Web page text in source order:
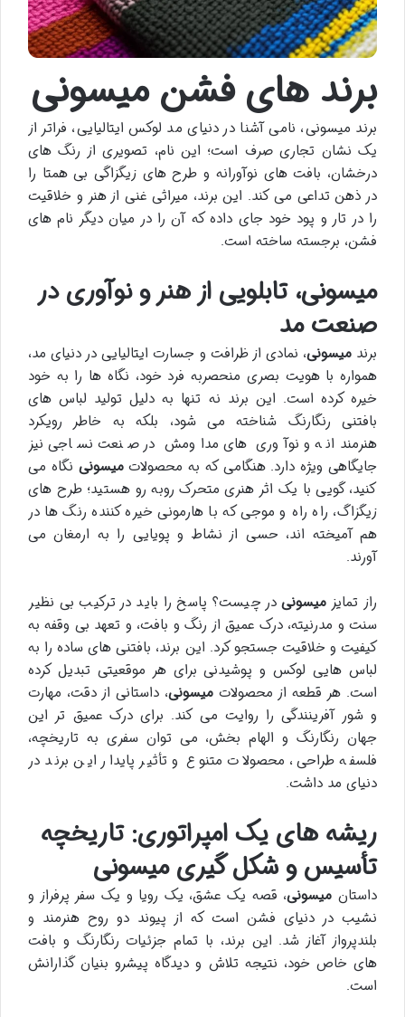
برند های فشن میسونی
برند میسونی، نامی آشنا در دنیای مد لوکس ایتالیایی، فراتر از
یک نشان تجاری صرف است؛ این نام، تصویری از رنگ های
درخشان، بافت های نوآورانه و طرح های زیگزاگی بی همتا را
در ذهن تداعی می کند. این برند، میراثی غنی از هنر و خلاقیت
را در تار و پود خود جای داده که آن را در میان دیگر نام های
فشن، برجسته ساخته است.
میسونی، تابلویی از هنر و نوآوری در
صنعت مد
برندمیسونی، نمادی از ظرافت و جسارت ایتالیایی در دنیای مد،
همواره با هویت بصری منحصربه فرد خود، نگاه ها را به خود
خیره کرده است. این برند نه تنها به دلیل تولید لباس های
بافتنی رنگارنگ شناخته می شود، بلکه به خاطر رویکرد
هنرمندانه و نوآوری های مداومش در صنعت نساجی نیز
جایگاهی ویژه دارد. هنگامی که به محصولاتمیسونی نگاه می
کنید، گویی با یک اثر هنری متحرک روبه رو هستید؛ طرح های
زیگزاگ، راه راه و موجی که با هارمونی خیره کننده رنگ ها در
هم آمیخته اند، حسی از نشاط و پویایی را به ارمغان می
آورند.
راز تمایزمیسونی در چیست؟ پاسخ را باید در ترکیب بی نظیر
سنت و مدرنیته، درک عمیق از رنگ و بافت، و تعهد بی وقفه به
کیفیت و خلاقیت جستجو کرد. این برند، بافتنی های ساده را به
لباس هایی لوکس و پوشیدنی برای هر موقعیتی تبدیل کرده
است. هر قطعه از محصولات میسونی، داستانی از دقت، مهارت
و شور آفرینندگی را روایت می کند. برای درک عمیق تر این
جهان رنگارنگ و الهام بخش، می توان سفری به تاریخچه،
فلسفه طراحی، محصولات متنوع و تأثیر پایدار این برند در
دنیای مد داشت.
ریشه های یک امپراتوری: تاریخچه
تأسیس و شکل گیری میسونی
داستان میسونی، قصه یک عشق، یک رویا و یک سفر پرفراز و
نشیب در دنیای فشن است که از پیوند دو روح هنرمند و
بلندپرواز آغاز شد. این برند، با تمام جزئیات رنگارنگ و بافت
های خاص خود، نتیجه تلاش و دیدگاه پیشرو بنیان گذارانش
است.